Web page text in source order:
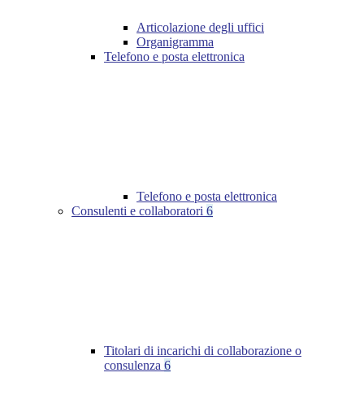
Articolazione degli uffici
Organigramma
Telefono e posta elettronica
Telefono e posta elettronica
Consulenti e collaboratori 6
Titolari di incarichi di collaborazione o
consulenza 6